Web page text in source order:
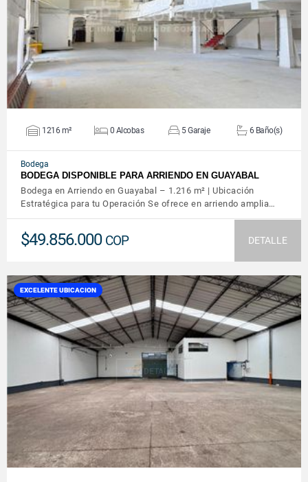
VER DETALLES
1216 m² 0 Alcobas 5 Garaje 6 Baño(s)
Bodega
BODEGA DISPONIBLE PARA ARRIENDO EN GUAYABAL
Bodega en Arriendo en Guayabal – 1.216 m² | Ubicación
Estratégica para tu Operación Se ofrece en arriendo amplia…
$49.856.000 COP DETALLE
EXCELENTE UBICACION
VER DETALLES